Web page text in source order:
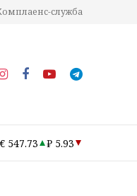
служба
€ 547.73 ₽ 5.93